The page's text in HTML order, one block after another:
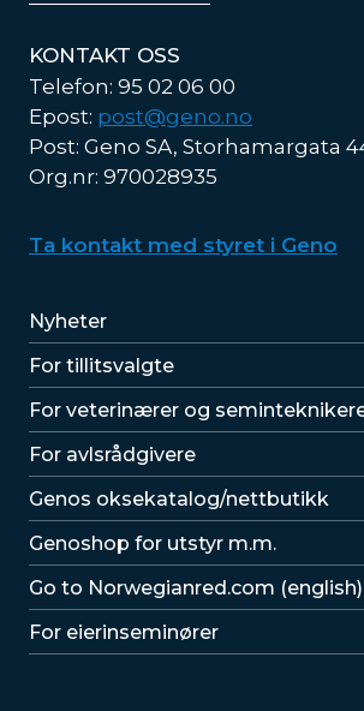
KONTAKT OSS
Telefon: 95 02 06 00
Epost: post@geno.no
Post: Geno SA, Storhamargata
Org.nr: 970028935
Ta kontakt med styret i Geno
Lenker
Nyheter
For tillitsvalgte
For veterinærer og
For avlsrådgivere
Lenker
Genos oksekatalog/nettbutikk
Genoshop for utstyr m.m.
Go to Norwegianred.com (english)
For eierinseminører